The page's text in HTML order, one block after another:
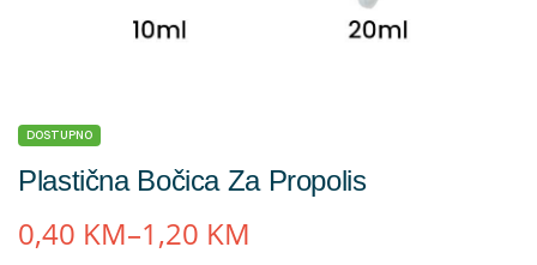
DOSTUPNO
Plastična Bočica Za Propolis
0,40 KM–1,20 KM